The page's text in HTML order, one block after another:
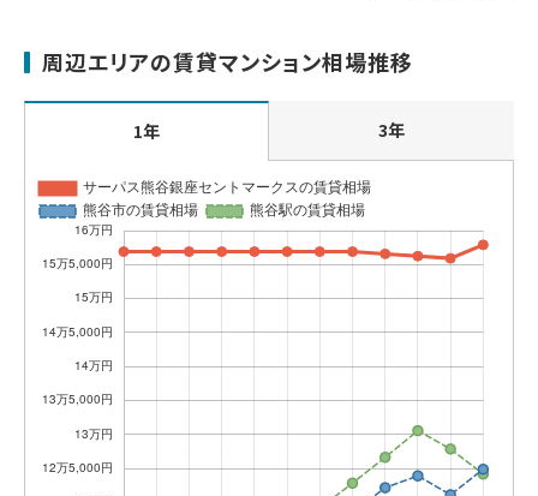
周辺エリアの賃貸マンション相場推移
1年 3年